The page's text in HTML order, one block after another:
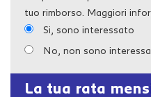
tuo rimborso. Maggiori
Si, sono interessato
No, non sono
La tua rata